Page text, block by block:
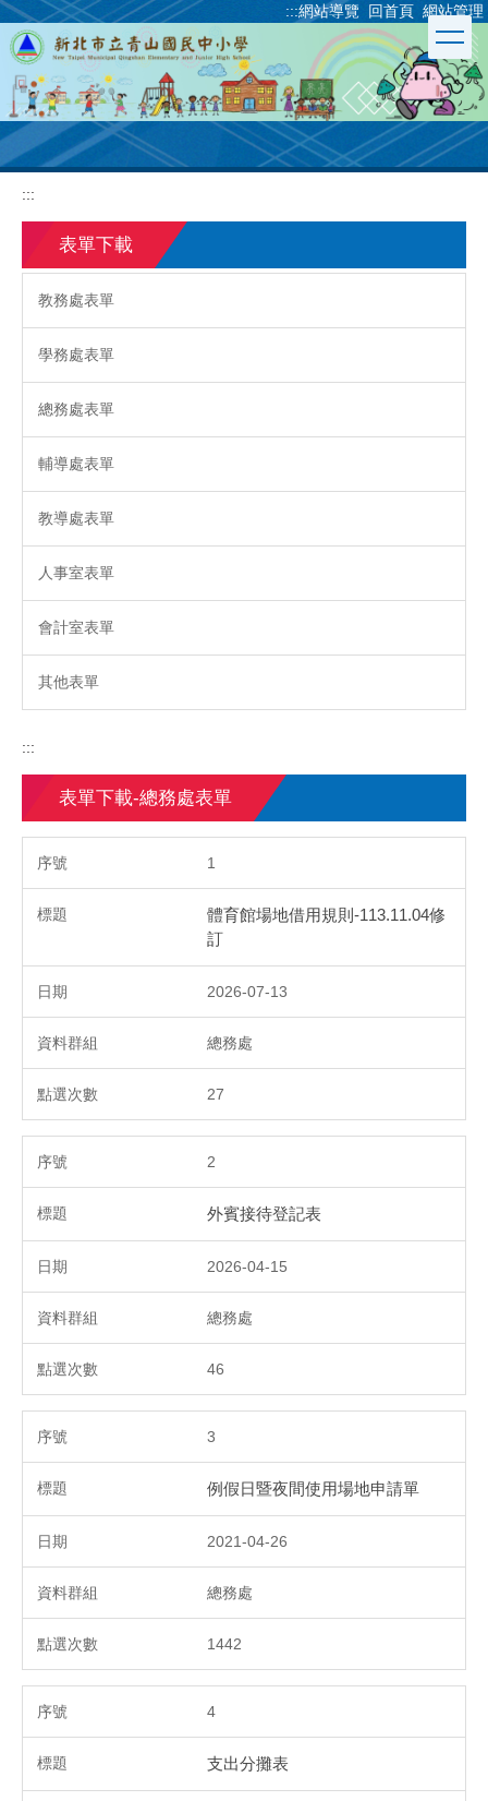
跳
到
主
要
內
容
區
:::網站導覽 回首頁 網站管理
:::
表單下載
教務處表單
學務處表單
總務處表單
輔導處表單
教導處表單
人事室表單
會計室表單
其他表單
:::
表單下載-總務處表單
1
體育館場地借用規則-113.11.04修
訂
2026-07-13
總務處
27
2
外賓接待登記表
2026-04-15
總務處
46
3
例假日暨夜間使用場地申請單
2021-04-26
總務處
1442
4
支出分攤表